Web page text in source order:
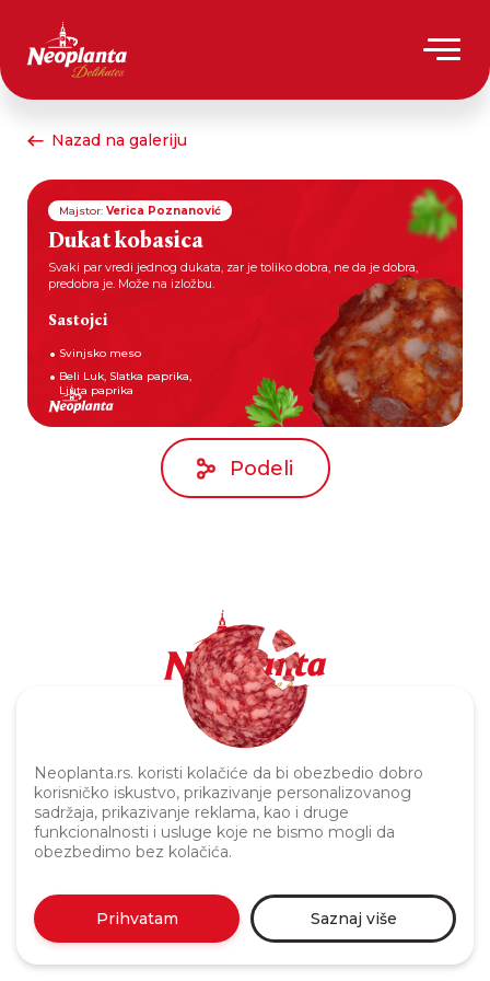
Neoplanta.rs. koristi kolačiće da bi obezbedio dobro
korisničko iskustvo, prikazivanje personalizovanog
sadržaja, prikazivanje reklama, kao i druge
funkcionalnosti i usluge koje ne bismo mogli da
obezbedimo bez kolačića.
Prihvatam Saznaj više
Nazad na galeriju
Majstor: Verica Poznanović
Dukat kobasica
Svaki par vredi jednog dukata, zar je toliko dobra, ne da je dobra,
predobra je. Može na izložbu.
Sastojci
Svinjsko meso
Beli Luk, Slatka paprika,
Ljuta paprika
Podeli
Politika privatnosti